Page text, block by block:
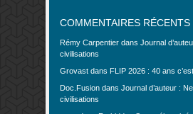
COMMENTAIRES RÉCENTS
Rémy Carpentier dans Journal
civilisations
Grovast dans FLIP 2026 : 40 ans
Doc.Fusion dans Journal d’auteur :
civilisations